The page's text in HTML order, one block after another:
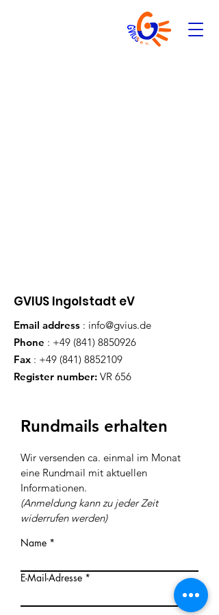
GVIUS Ingolstadt eV
Email address : info@gvius.de
Phone : +49 (841) 8850926
Fax : +49 (841) 8852109
Register number: VR 656
Rundmails erhalten
Wir versenden ca. einmal im Monat
eine Rundmail mit aktuellen
Informationen.
(Anmeldung kann zu jeder Zeit
widerrufen werden)
Name
E-Mail-Adresse